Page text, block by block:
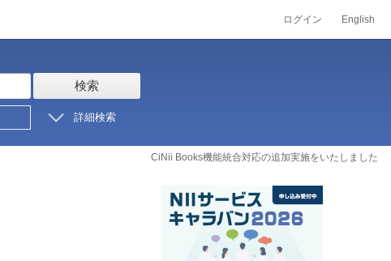
ログイン English
検索
詳細検索
CiNii Books機能統合対応の追加実施をいたしました